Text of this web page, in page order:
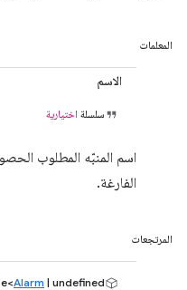
المعلمات
الاسم
سلسلة اختيارية
اسم المنبّه المطلوب
الفارغة.
المرتجعات
Alarm | undefined>